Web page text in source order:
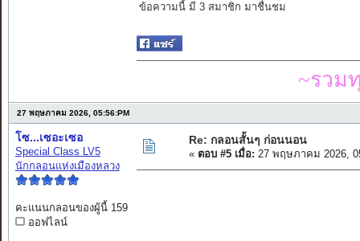
ข้อความนี้ มี 3 สมาชิก มาชื่นชม
~รวม
27 พฤษภาคม 2026, 05:56:PM
โซ...เซอะเซอ
Special Class LV5
นักกลอนแห่งเมืองหลวง
คะแนนกลอนของผู้นี้ 159
ออฟไลน์
Re: กลอนสั้นๆ ก่อนนอน
« ตอบ #5 เมื่อ: 27 พฤษภาคม 2026,